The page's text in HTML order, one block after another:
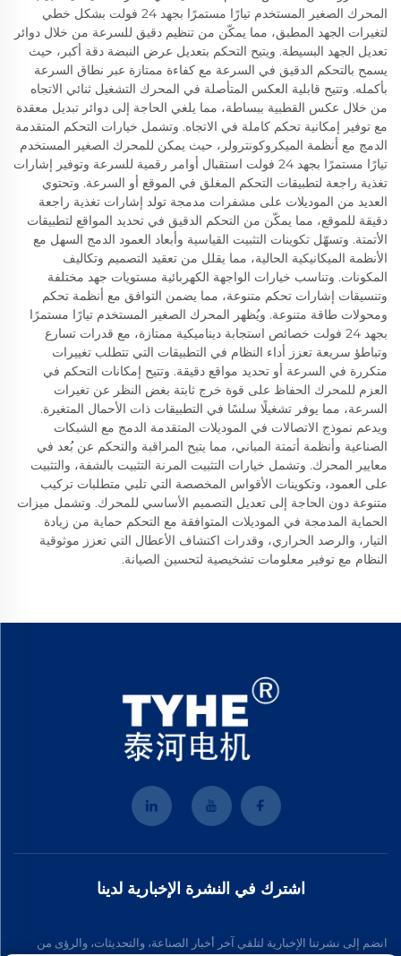
المحرك الصغير المستخدم تيارًا مستمرًا بجهد 24 فولت بشكل خطي
لتغيرات الجهد المطبق، مما يمكّن من تنظيم دقيق للسرعة من خلال دوائر
تعديل الجهد البسيطة. ويتيح التحكم بتعديل عرض النبضة دقة أكبر، حيث
يسمح بالتحكم الدقيق في السرعة مع كفاءة ممتازة عبر نطاق السرعة
بأكمله. وتتيح قابلية العكس المتأصلة في المحرك التشغيل ثنائي الاتجاه
من خلال عكس القطبية ببساطة، مما يلغي الحاجة إلى دوائر تبديل معقدة
مع توفير إمكانية تحكم كاملة في الاتجاه. وتشمل خيارات التحكم المتقدمة
الدمج مع أنظمة الميكروكونترولر، حيث يمكن للمحرك الصغير المستخدم
تيارًا مستمرًا بجهد 24 فولت استقبال أوامر رقمية للسرعة وتوفير إشارات
تغذية راجعة لتطبيقات التحكم المغلق في الموقع أو السرعة. وتحتوي
العديد من الموديلات على مشفرات مدمجة تولد إشارات تغذية راجعة
دقيقة للموقع، مما يمكّن من التحكم الدقيق في تحديد المواقع لتطبيقات
الأتمتة. وتسهّل تكوينات التثبيت القياسية وأبعاد العمود الدمج السهل مع
الأنظمة الميكانيكية الحالية، مما يقلل من تعقيد التصميم وتكاليف
المكونات. وتناسب خيارات الواجهة الكهربائية مستويات جهد مختلفة
وتنسيقات إشارات تحكم متنوعة، مما يضمن التوافق مع أنظمة تحكم
ومحولات طاقة متنوعة. ويُظهر المحرك الصغير المستخدم تيارًا مستمرًا
بجهد 24 فولت خصائص استجابة ديناميكية ممتازة، مع قدرات تسارع
وتباطؤ سريعة تعزز أداء النظام في التطبيقات التي تتطلب تغييرات
متكررة في السرعة أو تحديد مواقع دقيقة. وتتيح إمكانات التحكم في
العزم للمحرك الحفاظ على قوة خرج ثابتة بغض النظر عن تغيرات
السرعة، مما يوفر تشغيلًا سلسًا في التطبيقات ذات الأحمال المتغيرة.
ويدعم نموذج الاتصالات في الموديلات المتقدمة الدمج مع الشبكات
الصناعية وأنظمة أتمتة المباني، مما يتيح المراقبة والتحكم عن بُعد في
معايير المحرك. وتشمل خيارات التثبيت المرنة التثبيت بالشفة، والتثبيت
على العمود، وتكوينات الأقواس المخصصة التي تلبي متطلبات تركيب
متنوعة دون الحاجة إلى تعديل التصميم الأساسي للمحرك. وتشمل ميزات
الحماية المدمجة في الموديلات المتوافقة مع التحكم حماية من زيادة
التيار، والرصد الحراري، وقدرات اكتشاف الأعطال التي تعزز موثوقية
النظام مع توفير معلومات تشخيصية لتحسين الصيانة.
اشترك في النشرة الإخبارية لدينا
انضم إلى نشرتنا الإخبارية لتلقي آخر أخبار الصناعة، والتحديثات، والرؤى من